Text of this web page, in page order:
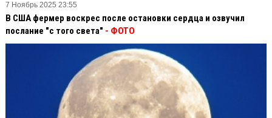
7 Ноябрь 2025 23:55
В США фермер воскрес после остановки сердца и озвучил
послание "с того света" - ФОТО